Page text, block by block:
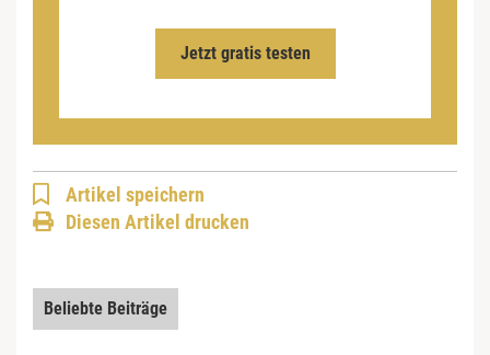
Jetzt gratis testen
Artikel speichern
Diesen Artikel drucken
Beliebte Beiträge